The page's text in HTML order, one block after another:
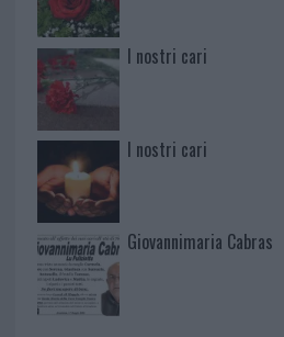
I nostri cari
I nostri cari
Giovannimaria Cabras